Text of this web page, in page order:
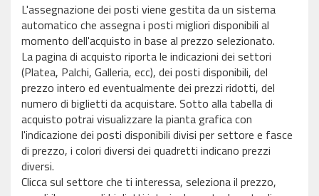
L'assegnazione dei posti viene gestita da un sistema
automatico che assegna i posti migliori disponibili al
momento dell'acquisto in base al prezzo selezionato.
La pagina di acquisto riporta le indicazioni dei settori
(Platea, Palchi, Galleria, ecc), dei posti disponibili, del
prezzo intero ed eventualmente dei prezzi ridotti, del
numero di biglietti da acquistare. Sotto alla tabella di
acquisto potrai visualizzare la pianta grafica con
l'indicazione dei posti disponibili divisi per settore e fasce
di prezzo, i colori diversi dei quadretti indicano prezzi
diversi.
Clicca sul settore che ti interessa, seleziona il prezzo,